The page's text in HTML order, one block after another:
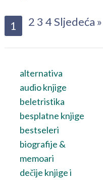
1 2 3 4Sljedeća »
alternativa
audio knjige
beletristika
besplatne knjige
bestseleri
biografije &
memoari
dečije knjige i